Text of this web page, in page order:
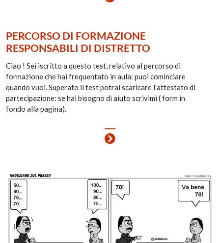
PERCORSO DI FORMAZIONE
RESPONSABILI DI DISTRETTO
Ciao ! Sei iscritto a questo test, relativo al percorso di
formazione che hai frequentato in aula: puoi cominciare
quando vuoi. Superato il test potrai scaricare l’attestato di
partecipazione: se hai bisogno di aiuto scrivimi ( form in
fondo alla pagina).